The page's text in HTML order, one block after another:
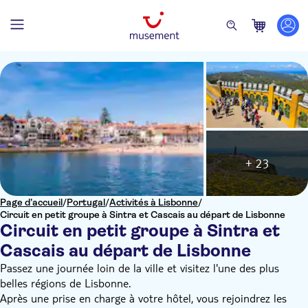
Page d’accueil/Portugal/Activités à Lisbonne/
Circuit en petit groupe à Sintra et Cascais au départ de Lisbonne
Circuit en petit groupe à Sintra et
Cascais au départ de Lisbonne
+ 23
Passez une journée loin de la ville et visitez l'une des plus
belles régions de Lisbonne.
Après une prise en charge à votre hôtel, vous rejoindrez les